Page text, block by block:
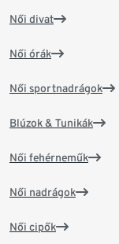
Női divat
Női órák
Női sportnadrágok
Blúzok & Tunikák
Női fehérneműk
Női nadrágok
Női cipők